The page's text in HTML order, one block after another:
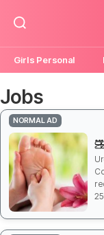
Girls Personal
Jobs
NORMAL AD